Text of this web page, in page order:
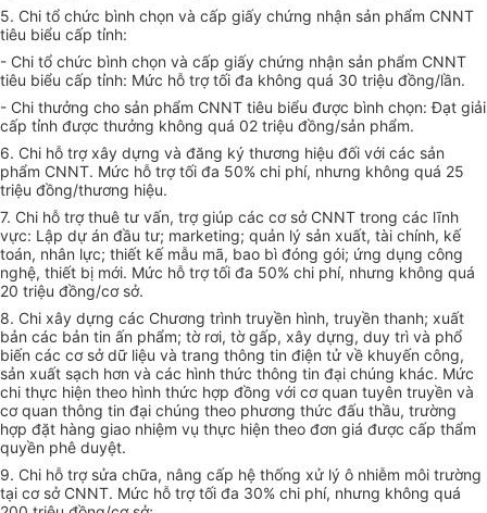
5. Chi tổ chức bình chọn và cấp giấy chứng nhận sản phẩm CNNT
tiêu biểu cấp tỉnh:
- Chi tổ chức bình chọn và cấp giấy chứng nhận sản phẩm CNNT
tiêu biểu cấp tỉnh: Mức hỗ trợ tối đa không quá 30 triệu đồng/lần.
- Chi thưởng cho sản phẩm CNNT tiêu biểu được bình chọn: Đạt giải
cấp tỉnh được thưởng không quá 02 triệu đồng/sản phẩm.
6. Chi hỗ trợ xây dựng và đăng ký thương hiệu đối với các sản
phẩm CNNT. Mức hỗ trợ tối đa 50% chi phí, nhưng không quá 25
triệu đồng/thương hiệu.
7. Chi hỗ trợ thuê tư vấn, trợ giúp các cơ sở CNNT trong các lĩnh
vực: Lập dự án đầu tư; marketing; quản lý sản xuất, tài chính, kế
toán, nhân lực; thiết kế mẫu mã, bao bì đóng gói; ứng dụng công
nghệ, thiết bị mới. Mức hỗ trợ tối đa 50% chi phí, nhưng không quá
20 triệu đồng/cơ sở.
8. Chi xây dựng các Chương trình truyền hình, truyền thanh; xuất
bản các bản tin ấn phẩm; tờ rơi, tờ gấp, xây dựng, duy trì và phổ
biến các cơ sở dữ liệu và trang thông tin điện tử về khuyến công,
sản xuất sạch hơn và các hình thức thông tin đại chúng khác. Mức
chi thực hiện theo hình thức hợp đồng với cơ quan tuyên truyền và
cơ quan thông tin đại chúng theo phương thức đấu thầu, trường
hợp đặt hàng giao nhiệm vụ thực hiện theo đơn giá được cấp thẩm
quyền phê duyệt.
9. Chi hỗ trợ sửa chữa, nâng cấp hệ thống xử lý ô nhiễm môi trường
tại cơ sở CNNT. Mức hỗ trợ tối đa 30% chi phí, nhưng không quá